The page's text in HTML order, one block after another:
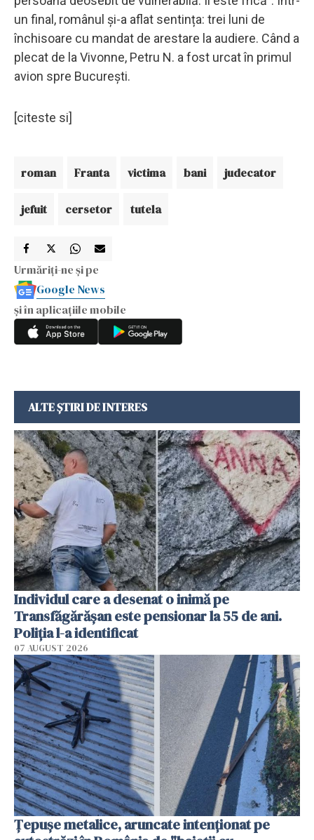
un final, românul și-a aflat sentința: trei luni de
închisoare cu mandat de arestare la audiere. Când a
plecat de la Vivonne, Petru N. a fost urcat în primul
avion spre București.
[citeste si]
roman Franta victima bani judecator
jefuit cersetor tutela
Urmăriți-ne și pe
Google News
și în aplicațiile mobile
ALTE ȘTIRI DE INTERES
Individul care a desenat o inimă pe
Transfăgărășan este pensionar la 55 de ani.
Poliția l-a identificat
07 AUGUST 2026
Țepușe metalice, aruncate intenționat pe